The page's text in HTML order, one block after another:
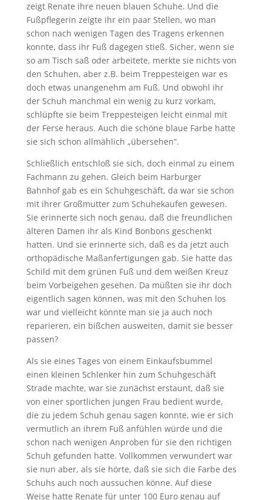
zeigt Renate ihre neuen blauen Schuhe. Und die
Fußpflegerin zeigte ihr ein paar Stellen, wo man
schon nach wenigen Tagen des Tragens erkennen
konnte, dass ihr Fuß dagegen stieß. Sicher, wenn sie
so am Tisch saß oder arbeitete, merkte sie nichts von
den Schuhen, aber z.B. beim Treppesteigen war es
doch etwas unangenehm am Fuß. Und obwohl ihr
der Schuh manchmal ein wenig zu kurz vorkam,
schlüpfte sie beim Treppesteigen leicht einmal mit
der Ferse heraus. Auch die schöne blaue Farbe hatte
sie sich schon allmählich „übersehen“.
Schließlich entschloß sie sich, doch einmal zu einem
Fachmann zu gehen. Gleich beim Harburger
Bahnhof gab es ein Schuhgeschäft, da war sie schon
mit ihrer Großmutter zum Schuhekaufen gewesen.
Sie erinnerte sich noch genau, daß die freundlichen
älteren Damen ihr als Kind Bonbons geschenkt
hatten. Und sie erinnerte sich, daß es da jetzt auch
orthopädische Maßanfertigungen gab. Sie hatte das
Schild mit dem grünen Fuß und dem weißen Kreuz
beim Vorbeigehen gesehen. Da müßten sie ihr doch
eigentlich sagen können, was mit den Schuhen los
war und vielleicht könnte man sie ja auch noch
reparieren, ein bißchen ausweiten, damit sie besser
passen?
Als sie eines Tages von einem Einkaufsbummel
einen kleinen Schlenker hin zum Schuhgeschäft
Strade machte, war sie zunächst erstaunt, daß sie
von einer sportlichen jungen Frau bedient wurde,
die zu jedem Schuh genau sagen konnte, wie er sich
vermutlich an ihrem Fuß anfühlen würde und die
schon nach wenigen Anproben für sie den richtigen
Schuh gefunden hatte. Vollkommen verwundert war
sie nun aber, als sie hörte, daß sie sich die Farbe des
Schuhs auch noch aussuchen könne. Auf diese
Weise hatte Renate für unter 100 Euro genau auf